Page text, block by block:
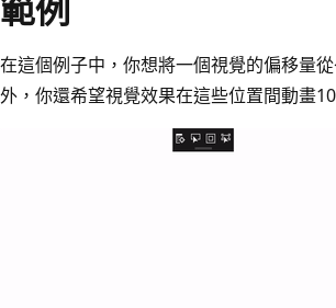
在這個例子中，你想將一個視覺的偏移量
外，你還希望視覺效果在這些位置間動畫10